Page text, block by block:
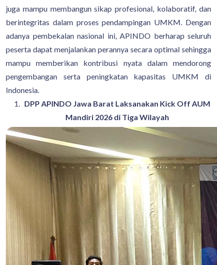
juga mampu membangun sikap profesional, kolaboratif, dan
berintegritas dalam proses pendampingan UMKM. Dengan
adanya pembekalan nasional ini, APINDO berharap seluruh
peserta dapat menjalankan perannya secara optimal sehingga
mampu memberikan kontribusi nyata dalam mendorong
pengembangan serta peningkatan kapasitas UMKM di
Indonesia.
DPP APINDO Jawa Barat Laksanakan Kick Off AUM
Mandiri 2026 di Tiga Wilayah